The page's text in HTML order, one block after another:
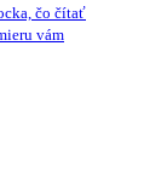
čo čítať
vám